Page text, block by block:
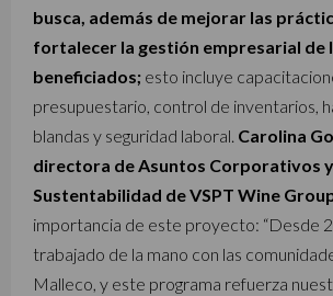
busca, además de mejorar las
fortalecer la gestión empresarial de
beneficiados; esto incluye
presupuestario, control de inventarios,
blandas y seguridad laboral. Carolina
directora de Asuntos Corporativos y
Sustentabilidad de VSPT Wine
importancia de este proyecto: “Desde
trabajado de la mano con las
Malleco, y este programa refuerza